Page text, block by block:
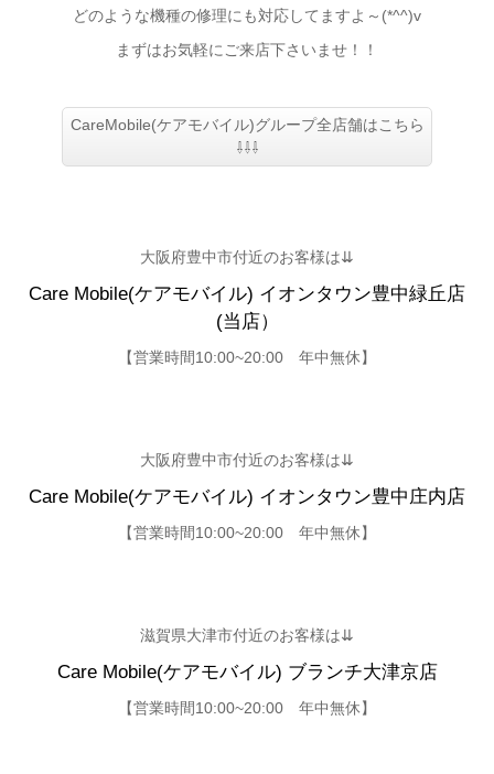
どのような機種の修理にも対応してますよ～(*^^)v
まずはお気軽にご来店下さいませ！！
CareMobile(ケアモバイル)グループ全店舗はこちら
⇩⇩⇩
大阪府豊中市付近のお客様は⇊
Care Mobile(ケアモバイル) イオンタウン豊中緑丘店
(当店）
【営業時間10:00~20:00 年中無休】
大阪府豊中市付近のお客様は⇊
Care Mobile(ケアモバイル) イオンタウン豊中庄内店
【営業時間10:00~20:00 年中無休】
滋賀県大津市付近のお客様は⇊
Care Mobile(ケアモバイル) ブランチ大津京店
【営業時間10:00~20:00 年中無休】